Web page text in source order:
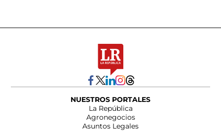
NUESTROS PORTALES
La República
Agronegocios
Asuntos Legales